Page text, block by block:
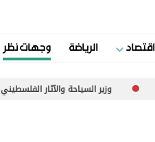
اقتصاد الرياضة وجهات نظر
وزير السياحة والآثار الفلسطيني لـ«الاتحاد»: 260 موقعاً أثرياً في غزة تعرضت للضرر